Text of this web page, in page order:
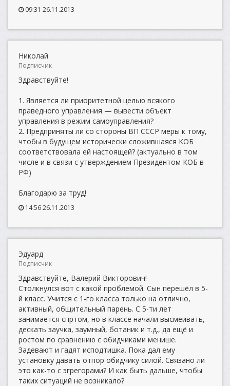
09:31 26.11.2013
Николай
Подписчик
Здравствуйте!
1. Является ли приоритетной целью всякого
праведного управления — вывести объект
управления в режим самоуправления?
2. Предприняты ли со стороны ВП СССР меры к тому,
чтобы в будущем исторически сложившаяся КОБ
соответствовала ей настоящей? (актуально в том
числе и в связи с утверждением Президентом КОБ в
РФ)
Благодарю за труд!
14:56 26.11.2013
Эдуард
Подписчик
Здравствуйте, Валерий Викторович!
Столкнулся вот с какой проблемой. Сын перешёл в 5-
й класс. Учится с 1-го класса только на отлично,
активный, общительный парень. С 5-ти лет
занимается спртом, но в классе начали высмеивать,
дескать заучка, заумный, ботаник и т.д., да ещё и
ростом по сравнению с обидчиками менише.
Задевают и гадят исподтишка. Пока дал ему
установку давать отпор обидчику силой. Связано ли
это как-то с эгрегорами? И как быть дальше, чтобы
таких ситуаций не возникало?